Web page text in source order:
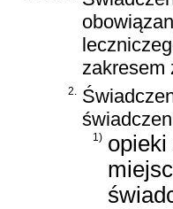
zakresem
2.
1)